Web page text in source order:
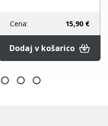
Cena: 15,90 €
Dodaj v košarico